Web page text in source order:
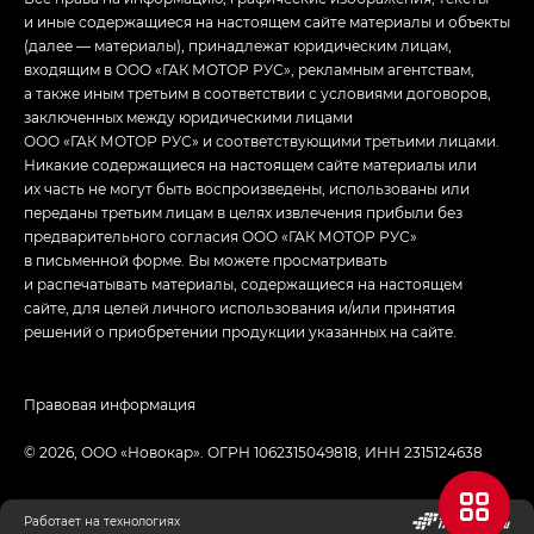
и иные содержащиеся на настоящем сайте материалы и объекты
(далее — материалы), принадлежат юридическим лицам,
входящим в ООО «ГАК МОТОР РУС», рекламным агентствам,
а также иным третьим в соответствии с условиями договоров,
заключенных между юридическими лицами
ООО «ГАК МОТОР РУС» и соответствующими третьими лицами.
Никакие содержащиеся на настоящем сайте материалы или
их часть не могут быть воспроизведены, использованы или
переданы третьим лицам в целях извлечения прибыли без
предварительного согласия ООО «ГАК МОТОР РУС»
в письменной форме. Вы можете просматривать
и распечатывать материалы, содержащиеся на настоящем
сайте, для целей личного использования и/или принятия
решений о приобретении продукции указанных на сайте.
© 2026, ООО «Новокар». ОГРН 1062315049818, ИНН 2315124638
Правовая информация
Работает на технологиях